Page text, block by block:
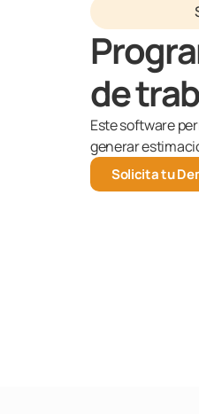
de
Este software
generar
Solicita tu